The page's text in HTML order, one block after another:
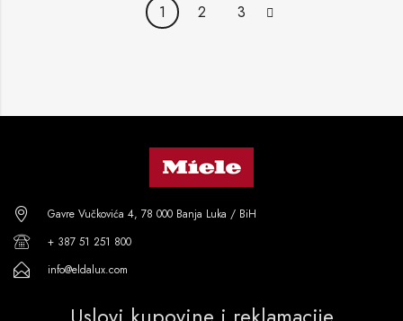
1 2 3
Gavre Vučkovića 4, 78 000 Banja Luka / BiH
+ 387 51 251 800
info@eldalux.com